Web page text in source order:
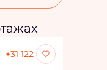
+31 122